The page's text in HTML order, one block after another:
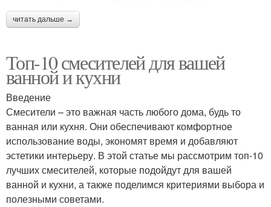
читать дальше →
Топ-10 смесителей для вашей
ванной и кухни
Введение
Смесители – это важная часть любого дома, будь то
ванная или кухня. Они обеспечивают комфортное
использование воды, экономят время и добавляют
эстетики интерьеру. В этой статье мы рассмотрим топ-10
лучших смесителей, которые подойдут для вашей
ванной и кухни, а также поделимся критериями выбора и
полезными советами.